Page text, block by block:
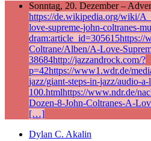
Sonntag, 20. Dezember –
https://de.wikipedia.org/wiki/
love-supreme-john-coltranes-
dram:article_id=305615https://
Coltrane/Alben/A-Love-
38684http://jazzandrock.com/?
p=42https://www1.wdr.de/
jazz/giant-steps-in-jazz/audio-
100.htmlhttps://www.ndr.de/
Dozen-8-John-Coltranes-A-
[…]
Dylan C. Akalin